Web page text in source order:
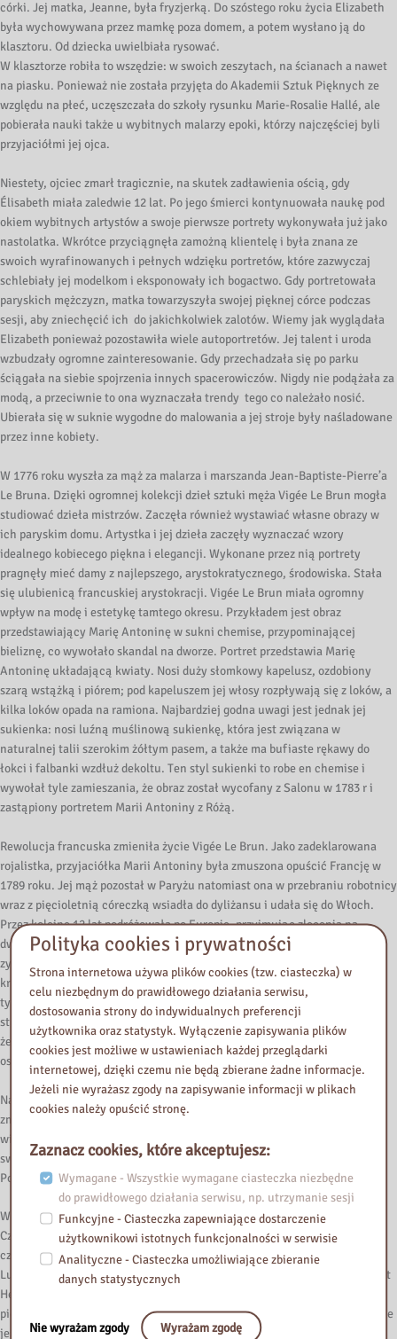
córki. Jej matka, Jeanne, była fryzjerką. Do szóstego roku życia Elizabeth
była wychowywana przez mamkę poza domem, a potem wysłano ją do
klasztoru. Od dziecka uwielbiała rysować.
W klasztorze robiła to wszędzie: w swoich zeszytach, na ścianach a nawet
na piasku. Ponieważ nie została przyjęta do Akademii Sztuk Pięknych ze
względu na płeć, uczęszczała do szkoły rysunku Marie-Rosalie Hallé, ale
pobierała nauki także u wybitnych malarzy epoki, którzy najczęściej byli
przyjaciółmi jej ojca.
Niestety, ojciec zmarł tragicznie, na skutek zadławienia ością, gdy
Élisabeth miała zaledwie 12 lat. Po jego śmierci kontynuowała naukę pod
okiem wybitnych artystów a swoje pierwsze portrety wykonywała już jako
nastolatka. Wkrótce przyciągnęła zamożną klientelę i była znana ze
swoich wyrafinowanych i pełnych wdzięku portretów, które zazwyczaj
schlebiały jej modelkom i eksponowały ich bogactwo. Gdy portretowała
paryskich mężczyzn, matka towarzyszyła swojej pięknej córce podczas
sesji, aby zniechęcić ich do jakichkolwiek zalotów. Wiemy jak wyglądała
Elizabeth ponieważ pozostawiła wiele autoportretów. Jej talent i uroda
wzbudzały ogromne zainteresowanie. Gdy przechadzała się po parku
ściągała na siebie spojrzenia innych spacerowiczów. Nigdy nie podążała za
modą, a przeciwnie to ona wyznaczała trendy tego co należało nosić.
Ubierała się w suknie wygodne do malowania a jej stroje były naśladowane
przez inne kobiety.
W 1776 roku wyszła za mąż za malarza i marszanda Jean-Baptiste-Pierre’a
Le Bruna. Dzięki ogromnej kolekcji dzieł sztuki męża Vigée Le Brun mogła
studiować dzieła mistrzów. Zaczęła również wystawiać własne obrazy w
ich paryskim domu. Artystka i jej dzieła zaczęły wyznaczać wzory
idealnego kobiecego piękna i elegancji. Wykonane przez nią portrety
pragnęły mieć damy z najlepszego, arystokratycznego, środowiska. Stała
się ulubienicą francuskiej arystokracji. Vigée Le Brun miała ogromny
wpływ na modę i estetykę tamtego okresu. Przykładem jest obraz
przedstawiający Marię Antoninę w sukni chemise, przypominającej
bieliznę, co wywołało skandal na dworze. Portret przedstawia Marię
Antoninę układającą kwiaty. Nosi duży słomkowy kapelusz, ozdobiony
szarą wstążką i piórem; pod kapeluszem jej włosy rozpływają się z loków, a
kilka loków opada na ramiona. Najbardziej godna uwagi jest jednak jej
sukienka: nosi luźną muślinową sukienkę, która jest związana w
naturalnej talii szerokim żółtym pasem, a także ma bufiaste rękawy do
łokci i falbanki wzdłuż dekoltu. Ten styl sukienki to robe en chemise i
wywołał tyle zamieszania, że obraz ​​został wycofany z Salonu w 1783 r i
zastąpiony portretem Marii Antoniny z Różą.
Rewolucja francuska zmieniła życie Vigée Le Brun. Jako zadeklarowana
rojalistka, przyjaciółka Marii Antoniny była zmuszona opuścić Francję w
1789 roku. Jej mąż pozostał w Paryżu natomiast ona w przebraniu robotnicy
wraz z pięcioletnią córeczką wsiadła do dyliżansu i udała się do Włoch.
Przez kolejne 12 lat podróżowała po Europie, przyjmując zlecenia na
dworach Wiednia, Petersburga i Berlina. Podczas swoich podróży artystka
zyskała szerokie uznanie. W Wiedniu dowiedziała się o uwięzieniu
królewskiej pary i postanowiła wykonać ich ostatni więzienny portret. W
tym celu napisała do lokaja królewskiego aby opisał jej więzienną celę i
stroje królewskich małżonków. Opis, który otrzymała był tak przejmujący,
że zrezygnowała ze swojego pomysłu. Namalowała jedynie z pamięci
ostatni portret królowej, który potem przesłała jej córce.
Na emigracji kontynuowała malowanie, a jej portrety stały się kroniką
zmieniających się trendów w modzie i estetyce na przełomie XVIII i XIX
wieku. Do towarzysko-rodzinnego kręgu europejskiej arystokracji,
swobodnie czującej się we wszystkich stolicach Europy, należeli również
Polacy. Wielu i wiele z nich stało się modelami artystki.
W 1786 roku w Paryżu zamieszkała księżna marszałkowa Izabela z
Czartoryskich Lubomirska, jedna z najwybitniejszych Polek tamtych
czasów i zamówiła u artystki portret swojego wychowanka Henryka
Lubomirskiego. Henryk jako dziecko słynął z nadzwyczajnej urody. Portret
Henryka Lubomirskiego jako Amora Chwały przedstawia uskrzydlonego,
pięknego, nagiego chłopca, trzymającego w dłoniach wieniec laurowy. Nie
jest wykluczone, że ten nawiązujący do wzorów antycznych pomysł na
Polityka cookies i prywatności
Strona internetowa używa plików cookies (tzw. ciasteczka) w
celu niezbędnym do prawidłowego działania serwisu,
dostosowania strony do indywidualnych preferencji
użytkownika oraz statystyk. Wyłączenie zapisywania plików
cookies jest możliwe w ustawieniach każdej przeglądarki
internetowej, dzięki czemu nie będą zbierane żadne informacje.
Jeżeli nie wyrażasz zgody na zapisywanie informacji w plikach
cookies należy opuścić stronę.
Zaznacz cookies, które akceptujesz:
Wymagane - Wszystkie wymagane ciasteczka niezbędne
do prawidłowego działania serwisu, np. utrzymanie sesji
Funkcyjne - Ciasteczka zapewniające dostarczenie
użytkownikowi istotnych funkcjonalności w serwisie
Analityczne - Ciasteczka umożliwiające zbieranie
danych statystycznych
Nie wyrażam zgody Wyrażam zgodę